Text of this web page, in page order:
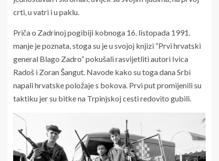
crti, u vatri i u paklu.
Priča o Zadrinoj pogibiji kobnoga 16. listopada 1991.
manje je poznata, stoga su je u svojoj knjizi “Prvi hrvatski
general Blago Zadro” pokušali rasvijetliti autori Ivica
Radoš i Zoran Šangut. Navode kako su toga dana Srbi
napali hrvatske položaje s bokova. Prvi put promijenili su
taktiku jer su bitke na Trpinjskoj cesti redovito gubili.